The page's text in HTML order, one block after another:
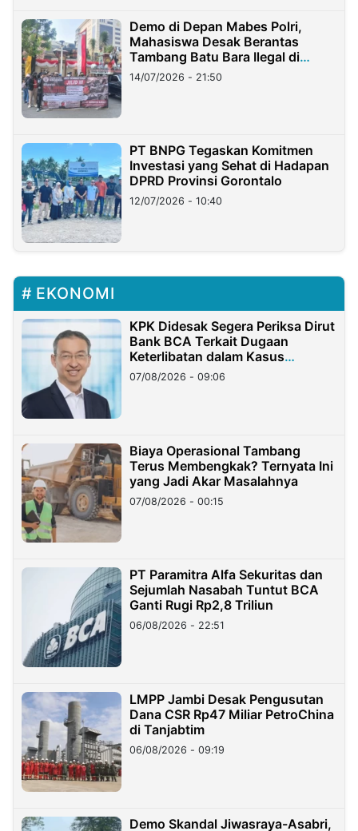
Demo di Depan Mabes Polri,
Mahasiswa Desak Berantas
Tambang Batu Bara Ilegal di
Lampung
14/07/2026 - 21:50
PT BNPG Tegaskan Komitmen
Investasi yang Sehat di Hadapan
DPRD Provinsi Gorontalo
12/07/2026 - 10:40
EKONOMI
KPK Didesak Segera Periksa Dirut
Bank BCA Terkait Dugaan
Keterlibatan dalam Kasus
Hilangnya Dana Nasabah Rp2,58
Miliar
07/08/2026 - 09:06
Biaya Operasional Tambang
Terus Membengkak? Ternyata Ini
yang Jadi Akar Masalahnya
07/08/2026 - 00:15
PT Paramitra Alfa Sekuritas dan
Sejumlah Nasabah Tuntut BCA
Ganti Rugi Rp2,8 Triliun
06/08/2026 - 22:51
LMPP Jambi Desak Pengusutan
Dana CSR Rp47 Miliar PetroChina
di Tanjabtim
06/08/2026 - 09:19
Demo Skandal Jiwasraya-Asabri,